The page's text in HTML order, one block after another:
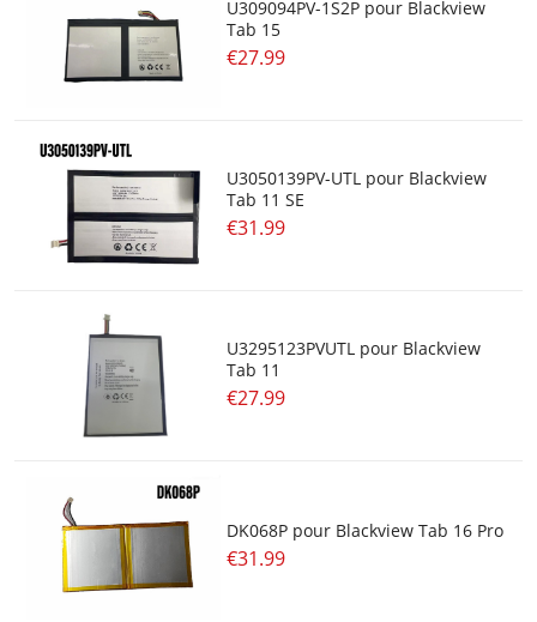
U309094PV-1S2P pour Blackview
Tab 15
€27.99
U3050139PV-UTL pour Blackview
Tab 11 SE
€31.99
U3295123PVUTL pour Blackview
Tab 11
€27.99
DK068P pour Blackview Tab 16 Pro
€31.99